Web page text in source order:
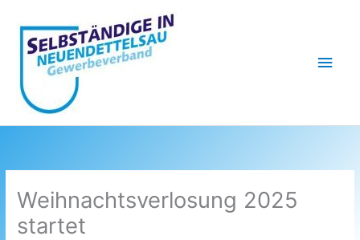
Inhalt
springen
Weihnachtsverlosung 2025
startet